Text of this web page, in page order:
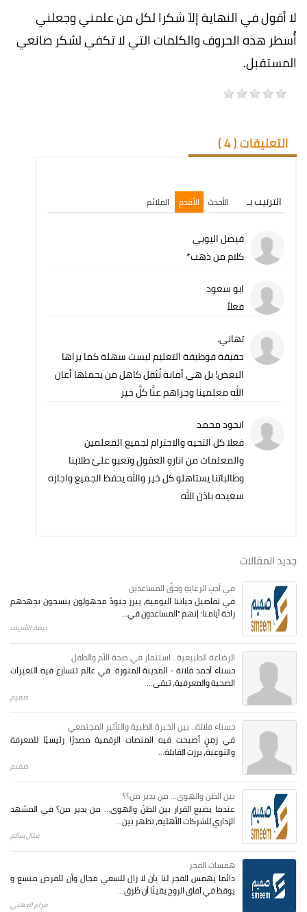
لا أقول في النهاية إلاّ شكرا لكل من علمني وجعلني
أُسطر هذه الحروف والكلمات التي لا تكفي لشكر صانعي
المستقبل.
التعليقات (4
)
الترتيب بـ الأحدث الأقدم الملائم
فيصل اليوبي
كلام من ذهب*
ابو سعود
فعلاً
تهاني.
حقيقة فوظيفة التعليم ليست سهلة كما يراها
البعض! بل هي أمانة تُثقل كاهل من يحملها أعان
الله معلمينا وجزاهم عنَّا كلَّ خير
انجود محمد
فعلا كل التحيه والاحترام لجميع المعلمين
والمعلمات من انارو العقول وتعبو علئ طلابنا
وطالباتنا يستاهلو كل خير والله يحفظ الجميع واجازه
سعيده باذن الله
جديد المقالات
في أدبِ الرعايةِ وحقِّ المساعدين
في تفاصيل حياتنا اليومية، يبرز جنودٌ مجهولون ينسجون بجهدهم
راحة أيامنا؛ إنهم "المساعدون في...
ديمة الشريف
الرضاعة الطبيعية.. استثمار في صحة الأم والطفل
حسناء أحمد فلاتة - المدينة المنورة: في عالم تتسارع فيه التغيرات
الصحية والمعرفية، تبقى...
صميم
حسناء فلاتة.. بين الخبرة الطبية والتأثير المجتمعي
في زمنٍ أصبحت فيه المنصات الرقمية مصدرًا رئيسيًا للمعرفة
والتوعية، برزت القابلة...
صميم
بين الظن والهوى... من يدير من؟؟
عندما يضيع القرار بين الظنّ والهوى… من يدير من؟ في المشهد
الإداري للشركات الأهلية، تظهر بين...
منال سالم
همسات الفجر
دائما يهمس الفجر لنا بأن لا زال للسعي مجال وأن للفرص متسع و
يوقظ في آفاق الروح يقينًا أن طُرق...
مرام الجهني